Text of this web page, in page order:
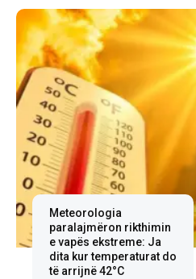
Meteorologia
paralajmëron rikthimin
e vapës ekstreme: Ja
dita kur temperaturat do
të arrijnë 42°C